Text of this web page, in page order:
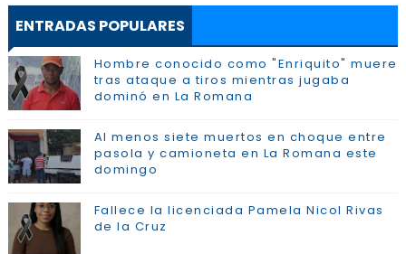
ENTRADAS POPULARES
Hombre conocido como "Enriquito" muere
tras ataque a tiros mientras jugaba
dominó en La Romana
Al menos siete muertos en choque entre
pasola y camioneta en La Romana este
domingo
Fallece la licenciada Pamela Nicol Rivas
de la Cruz